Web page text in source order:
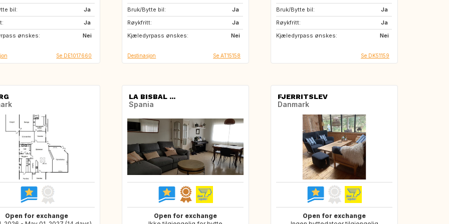
bil:
Ja
Ja
ønskes:
Nei
Se DE1017660
Bruk/Bytte bil:
Ja
Røykfritt:
Ja
Kjæledyrpass ønskes:
Nei
GB
IS
FR
Destinasjon Se AT15158
Bruk/Bytte bil:
Ja
Røykfritt:
Ja
Kjæledyrpass ønskes:
Nei
Se DK51159
Open for exchange
LA BISBAL ...
Spania
Open for exchange
FJERRITSLEV
Danmark
Open for exchange